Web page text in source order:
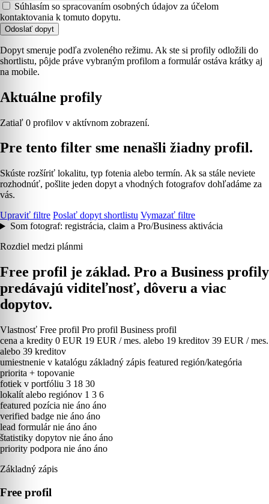
Súhlasím so spracovaním osobných údajov za účelom
kontaktovania k tomuto dopytu.
Odoslať dopyt
Dopyt smeruje podľa zvoleného režimu. Ak ste si profily odložili do
shortlistu, pôjde práve vybraným profilom a formulár ostáva krátky aj
na mobile.
Aktuálne profily
Zatiaľ 0 profilov v aktívnom zobrazení.
Pre tento filter sme nenašli žiadny profil.
Skúste rozšíriť lokalitu, typ fotenia alebo termín. Ak sa stále neviete
rozhodnúť, pošlite jeden dopyt a vhodných fotografov dohľadáme za
vás.
Upraviť filtre Poslať dopyt shortlistu Vymazať filtre
Som fotograf: registrácia, claim a Pro/Business aktivácia
Rozdiel medzi plánmi
Free profil je základ. Pro a Business profily
predávajú viditeľnosť, dôveru a viac
dopytov.
Vlastnosť Free profil Pro profil Business profil
cena a kredity 0 EUR 19 EUR / mes. alebo 19 kreditov 39 EUR / mes.
alebo 39 kreditov
umiestnenie v katalógu základný zápis featured región/kategória
priorita + topovanie
fotiek v portfóliu 3 18 30
lokalít alebo regiónov 1 3 6
featured pozícia nie áno áno
verified badge nie áno áno
lead formulár nie áno áno
štatistiky dopytov nie áno áno
priority podpora nie áno áno
Základný zápis
Free profil